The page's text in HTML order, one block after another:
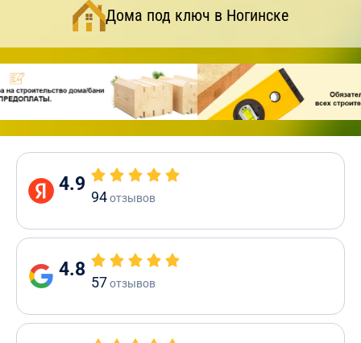
Дома под ключ в Ногинске
4.9
94отзывов
4.8
57отзывов